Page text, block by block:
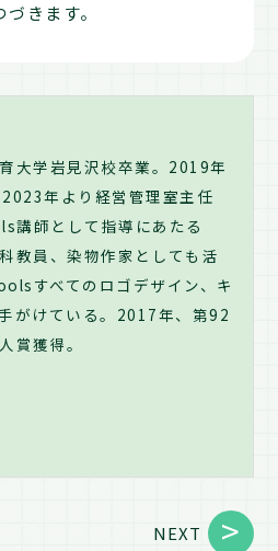
きます。
大学岩見沢校卒業。2019年
年より経営管理室主任
講師として指導にあたる
教員、染物作家としても活
すべてのロゴデザイン、キ
がけている。2017年、第92
賞獲得。
NEXT